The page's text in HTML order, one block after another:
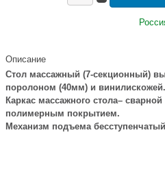
Описание
Стол массажный (7-секционный)
поролоном (40мм) и винилискожей.
Каркас массажного стола–
полимерным покрытием.
Механизм подъема